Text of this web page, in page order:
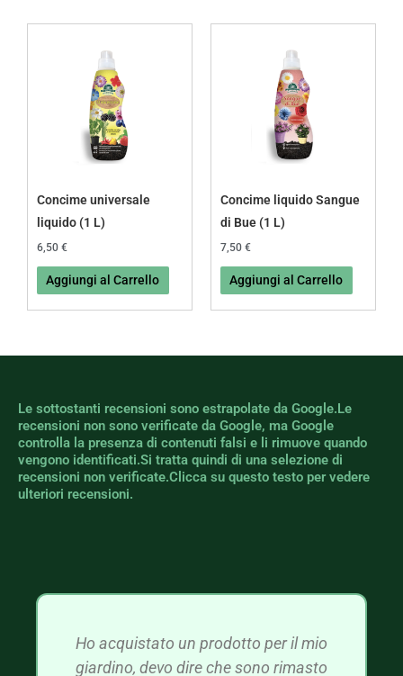
Concime universale
liquido (1 L)
6,50 €
Aggiungi al Carrello
Concime liquido Sangue
di Bue (1 L)
7,50 €
Aggiungi al Carrello
Le sottostanti recensioni sono estrapolate da Google.Le
recensioni non sono verificate da Google, ma Google
controlla la presenza di contenuti falsi e li rimuove quando
vengono identificati.Si tratta quindi di una selezione di
recensioni non verificate.Clicca su questo testo per vedere
ulteriori recensioni.
Ho acquistato un prodotto per il mio
giardino, devo dire che sono rimasto